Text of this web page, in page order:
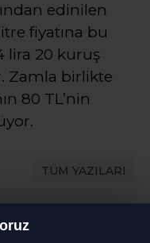
edinilen
fiyatına bu
lira 20 kuruş
Zamla birlikte
80 TL’nin
TÜM YAZILARI